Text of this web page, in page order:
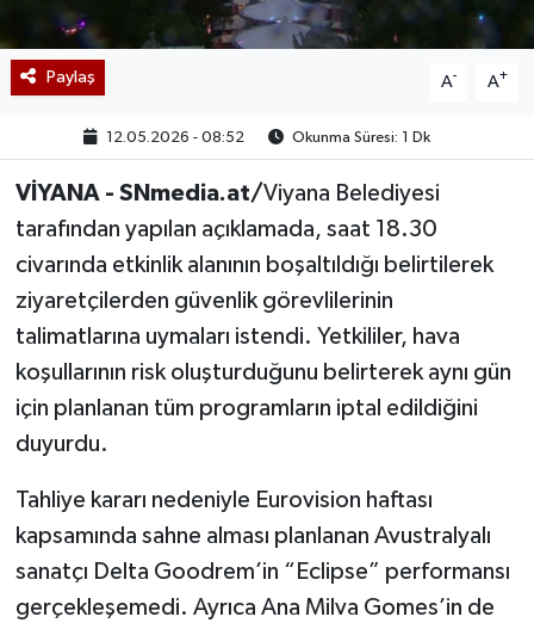
Paylaş A- A+
12.05.2026 - 08:52 Okunma Süresi: 1 Dk
VİYANA - SNmedia.at/Viyana Belediyesi
tarafından yapılan açıklamada, saat 18.30
civarında etkinlik alanının boşaltıldığı belirtilerek
ziyaretçilerden güvenlik görevlilerinin
talimatlarına uymaları istendi. Yetkililer, hava
koşullarının risk oluşturduğunu belirterek aynı gün
için planlanan tüm programların iptal edildiğini
duyurdu.
Tahliye kararı nedeniyle Eurovision haftası
kapsamında sahne alması planlanan Avustralyalı
sanatçı Delta Goodrem’in “Eclipse” performansı
gerçekleşemedi. Ayrıca Ana Milva Gomes’in de